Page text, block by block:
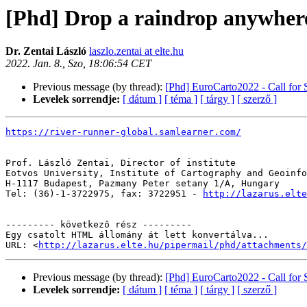
[Phd] Drop a raindrop
Dr. Zentai László laszlo.zentai at elte.hu
2022. Jan. 8., Szo, 18:06:54 CET
Previous message (by thread): [Phd] EuroCarto2022 - Call for
Levelek sorrendje: [ dátum ] [ téma ] [ tárgy ] [ szerző ]
https://river-runner-global.samlearner.com/
Prof. László Zentai, Director of institute
Eotvos University, Institute of Cartography and
H-1117 Budapest, Pazmany Peter setany 1/A, Hungary
Tel: (36)-1-3722975, fax: 3722951 -
http://
--------- következő rész ---------
Egy csatolt HTML állomány át lett konvertálva...
URL: <http://lazarus.elte.hu/pipermail/phd/attachments/
Previous message (by thread): [Phd] EuroCarto2022 - Call for
Levelek sorrendje: [ dátum ] [ téma ] [ tárgy ] [ szerző ]